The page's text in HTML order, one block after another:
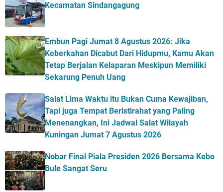
Kecamatan Sindangagung
Embun Pagi Jumat 8 Agustus 2026: Jika
Keberkahan Dicabut Dari Hidupmu, Kamu Akan
Tetap Berjalan Kelaparan Meskipun Memiliki
Sekarung Penuh Uang
Salat Lima Waktu itu Bukan Cuma Kewajiban,
Tapi juga Tempat Beristirahat yang Paling
Menenangkan, Ini Jadwal Salat Wilayah
Kuningan Jumat 7 Agustus 2026
Nobar Final Piala Presiden 2026 Bersama Kebo
Bule Sangat Seru